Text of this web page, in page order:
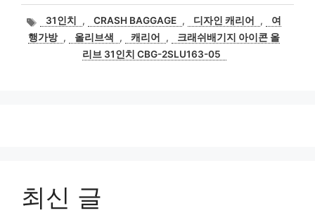
태
그
31인치 , CRASH BAGGAGE , 디자인 캐리어 ,
여
행가방 , 올리브색 , 캐리어 ,
크래쉬배기지 아이콘 올
리브 31인치 CBG-2SLU163-05
최신 글